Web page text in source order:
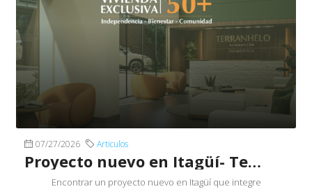
07/27/2026 Articulos
Proyecto nuevo en Itagüí- Terranhelo by Senior´s Club
Encontrar un proyecto nuevo en Itagüí que integre